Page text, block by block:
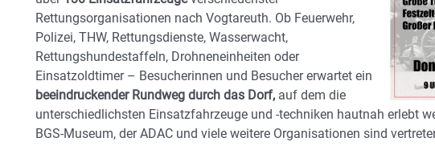
Rettungsorganisationen nach Vogtareuth. Ob Feuerwehr,
Polizei, THW, Rettungsdienste, Wasserwacht,
Rettungshundestaffeln, Drohneneinheiten oder
Einsatzoldtimer – Besucherinnen und Besucher erwartet ein
beeindruckender Rundweg durch das Dorf, auf dem die
unterschiedlichsten Einsatzfahrzeuge und -techniken hautnah erlebt
BGS-Museum, derADAC und viele weitere Organisationen sind